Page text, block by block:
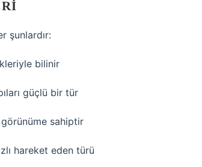
şunlardır:
bilinir
güçlü bir tür
sahiptir
hareket eden türü